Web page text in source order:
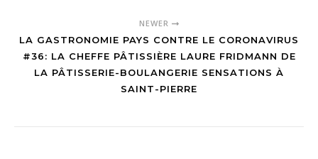
NEWER
LA GASTRONOMIE PAYS CONTRE LE CORONAVIRUS
#36: LA CHEFFE PÂTISSIÈRE LAURE FRIDMANN DE
LA PÂTISSERIE-BOULANGERIE SENSATIONS À
SAINT-PIERRE